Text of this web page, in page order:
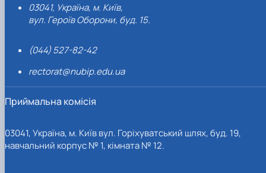
03041, Україна, м. Київ,
вул. Героїв Оборони, буд. 15.
(044) 527-82-42
rectorat@nubip.edu.ua
Приймальна комісія
03041, Україна, м. Київ вул. Горіхуватський шлях, буд. 19,
навчальний корпус № 1, кімната № 12.